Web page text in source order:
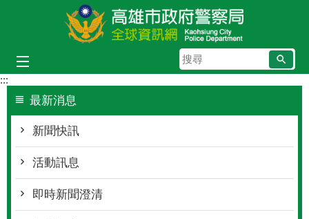
跳到主要內容區塊
搜
尋
:::
最新消息
新聞快訊
活動訊息
即時新聞澄清